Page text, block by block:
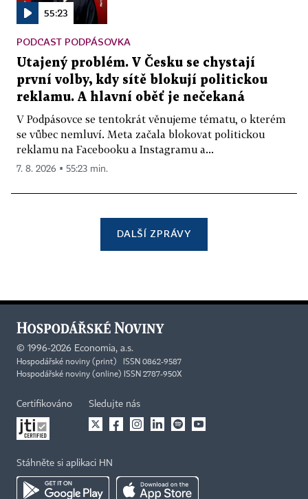
55:23
PODCAST PODPÁSOVKA
Utajený problém. V Česku se chystají
první volby, kdy sítě blokují politickou
reklamu. A hlavní oběť je nečekaná
V Podpásovce se tentokrát věnujeme tématu, o kterém
se vůbec nemluví. Meta začala blokovat politickou
reklamu na Facebooku a Instagramu a...
7. 8. 2026 ▪ 55:23 min.
DALŠÍ ZPRÁVY
© 1996-2026 Economia, a.s.
Hospodářské noviny (print) ISSN 0862-9587
Hospodářské noviny (online) ISSN 2787-950X
Certifikováno Sledujte nás
Stáhněte si aplikaci HN